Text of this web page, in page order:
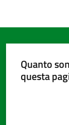
Quanto
questa